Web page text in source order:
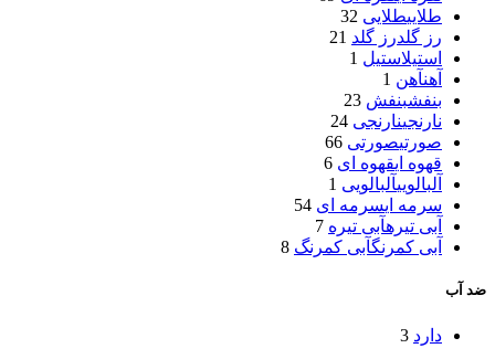
طلاییطلایی 32
رز گلدرز گلد 21
استیلاستیل 1
آهنآهن 1
بنفشبنفش 23
نارنجینارنجی 24
صورتیصورتی 66
قهوه ایقهوه ای 6
آلبالوییآلبالویی 1
سرمه ایسرمه ای 54
آبی تیرهآبی تیره 7
آبی کمرنگآبی کمرنگ 8
ضد آب
دارد 3